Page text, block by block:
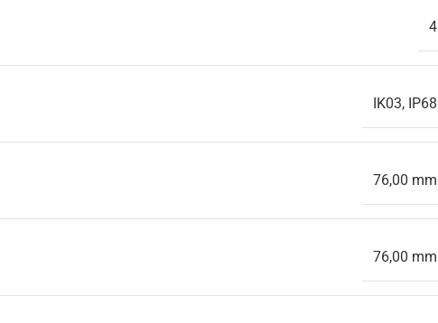
4
IK03, IP68
76,00 mm
76,00 mm